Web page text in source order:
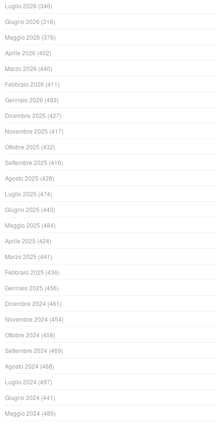
Luglio 2026 (346)
Giugno 2026 (316)
Maggio 2026 (376)
Aprile 2026 (402)
Marzo 2026 (440)
Febbraio 2026 (411)
Gennaio 2026 (483)
Dicembre 2025 (427)
Novembre 2025 (417)
Ottobre 2025 (432)
Settembre 2025 (416)
Agosto 2025 (428)
Luglio 2025 (474)
Giugno 2025 (443)
Maggio 2025 (484)
Aprile 2025 (424)
Marzo 2025 (441)
Febbraio 2025 (436)
Gennaio 2025 (456)
Dicembre 2024 (461)
Novembre 2024 (454)
Ottobre 2024 (458)
Settembre 2024 (469)
Agosto 2024 (468)
Luglio 2024 (497)
Giugno 2024 (441)
Maggio 2024 (485)